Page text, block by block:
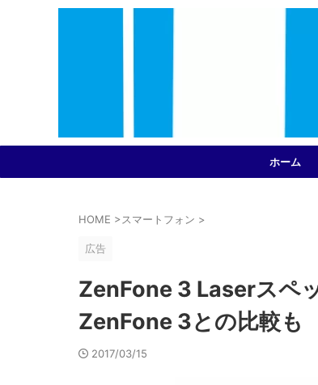
ホーム
HOME >スマートフォン >
広告
ZenFone 3 Laserスペ
ZenFone 3との比較も
2017/03/15